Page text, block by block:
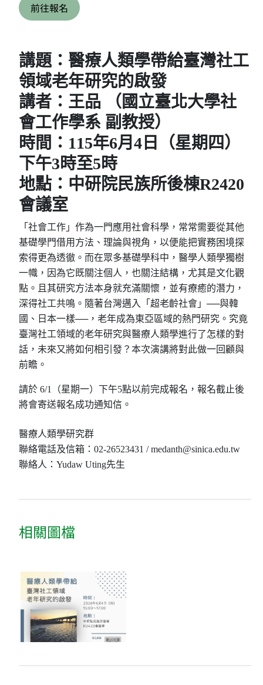
前往報名
講題：醫療人類學帶給臺灣社工
領域老年研究的啟發
講者：王品 （國立臺北大學社
會工作學系 副教授）
時間：115年6月4日（星期四）
下午3時至5時
地點：中研院民族所後棟R2420
會議室
「社會工作」作為一門應用社會科學，常常需要從其他
基礎學門借用方法、理論與視角，以便能把實務困境探
索得更為透徹。而在眾多基礎學科中，醫學人類學獨樹
一幟，因為它既關注個人，也關注結構，尤其是文化觀
點。且其研究方法本身就充滿關懷，並有療癒的潛力，
深得社工共鳴。隨著台灣邁入「超老齡社會」──與韓
國、日本一樣──，老年成為東亞區域的熱門研究。究竟
臺灣社工領域的老年研究與醫療人類學進行了怎樣的對
話，未來又將如何相引發？本次演講將對此做一回顧與
前瞻。
請於 6/1（星期一）下午5點以前完成報名，報名截止後
將會寄送報名成功通知信。
醫療人類學研究群
聯絡電話及信箱：02-26523431 / medanth@sinica.edu.tw
聯絡人：Yudaw Uting先生
相關圖檔